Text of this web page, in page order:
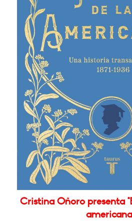
Cristina Oñoro presenta